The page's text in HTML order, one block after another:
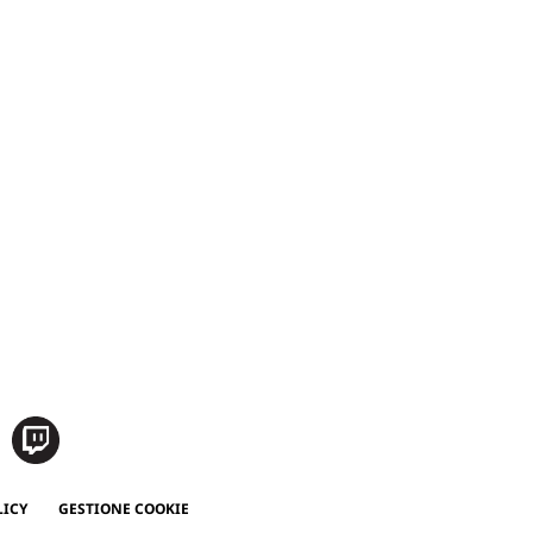
GESTIONE COOKIE